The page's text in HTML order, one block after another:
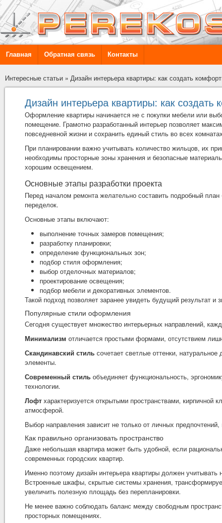
Главная Обратная связь Контакты
Интересные статьи » Дизайн интерьера квартиры: как создать
Дизайн интерьера квартиры: как
Оформление квартиры начинается не с покупки мебели или
помещение. Грамотно разработанный интерьер позволяет
повседневной жизни и сохранить единый стиль во всех
При планировании важно учитывать количество жильцов, их
необходимы просторные зоны хранения и безопасные
хорошим освещением.
Основные этапы разработки проекта
Перед началом ремонта желательно составить подробный
переделок.
Основные этапы включают:
выполнение точных замеров помещения;
разработку планировки;
определение функциональных зон;
подбор стиля оформления;
выбор отделочных материалов;
проектирование освещения;
подбор мебели и декоративных элементов.
Такой подход позволяет заранее увидеть будущий результат и
Популярные стили оформления
Сегодня существует множество интерьерных направлений,
Минимализм отличается простыми формами, отсутствием
Скандинавский стиль сочетает светлые оттенки,
элементы.
Современный стиль объединяет функциональность,
технологии.
Лофт характеризуется открытыми пространствами,
атмосферой.
Выбор направления зависит не только от личных
Как правильно организовать пространство
Даже небольшая квартира может быть удобной, если
современных городских квартир.
Именно поэтому дизайн интерьера квартиры должен учитывать
Встроенные шкафы, скрытые системы хранения,
увеличить полезную площадь без перепланировки.
Не менее важно соблюдать баланс между свободным
просторных помещениях.